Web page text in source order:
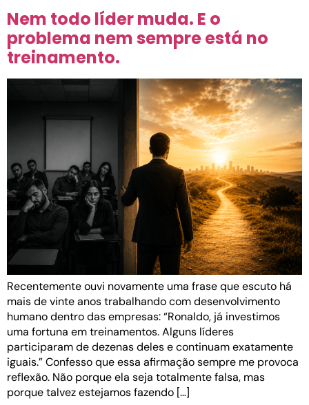
Nem todo líder muda. E o
problema nem sempre está no
treinamento.
Recentemente ouvi novamente uma frase que escuto há
mais de vinte anos trabalhando com desenvolvimento
humano dentro das empresas: “Ronaldo, já investimos
uma fortuna em treinamentos. Alguns líderes
participaram de dezenas deles e continuam exatamente
iguais.” Confesso que essa afirmação sempre me provoca
reflexão. Não porque ela seja totalmente falsa, mas
porque talvez estejamos fazendo […]